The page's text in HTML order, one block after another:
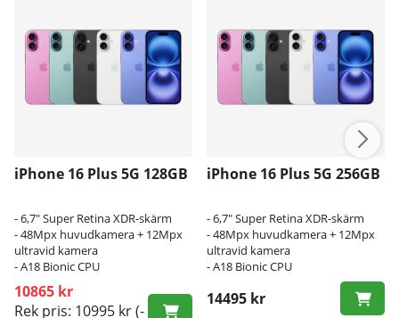
iPhone 16 Plus 5G 128GB
- 6,7" Super Retina XDR-skärm
- 48Mpx huvudkamera + 12Mpx
ultravid kamera
- A18 Bionic CPU
10865 kr
Rek pris: 10995 kr(-
iPhone 16 Plus 5G 256GB
- 6,7" Super Retina XDR-skärm
- 48Mpx huvudkamera + 12Mpx
ultravid kamera
- A18 Bionic CPU
14495 kr